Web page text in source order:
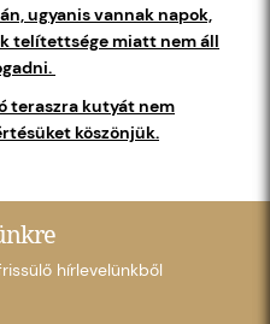
ugyanis vannak napok,
telítettsége miatt nem áll
teraszra kutyát nem
köszönjük.
hírlevelünkből